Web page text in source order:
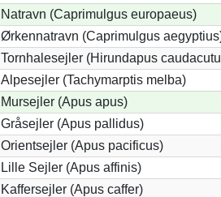
Natravn (Caprimulgus europaeus)
Ørkennatravn (Caprimulgus
Tornhalesejler (Hirundapus
Alpesejler (Tachymarptis melba)
Mursejler (Apus apus)
Gråsejler (Apus pallidus)
Orientsejler (Apus pacificus)
Lille Sejler (Apus affinis)
Kaffersejler (Apus caffer)